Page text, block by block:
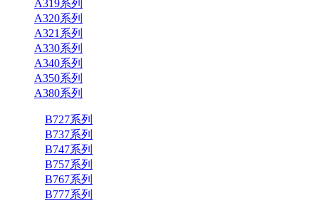
A319系列
A320系列
A321系列
A330系列
A340系列
A350系列
A380系列
B727系列
B737系列
B747系列
B757系列
B767系列
B777系列